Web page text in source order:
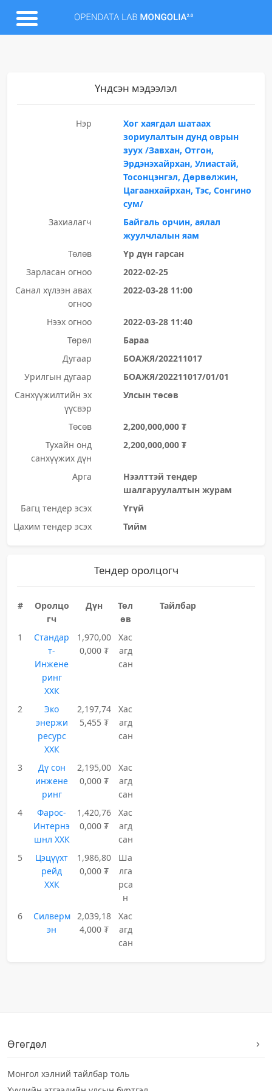
Үндсэн мэдээлэл
Нэр
Хог хаягдал шатаах
зориулалтын дунд оврын
зуух /Завхан, Отгон,
Эрдэнэхайрхан, Улиастай,
Тосонцэнгэл, Дөрвөлжин,
Цагаанхайрхан, Тэс, Сонгино
сум/
Захиалагч
Байгаль орчин, аялал
жуулчлалын яам
Төлөв
Үр дүн гарсан
Зарласан огноо
2022-02-25
Санал хүлээн авах
огноо
2022-03-28 11:00
Нээх огноо
2022-03-28 11:40
Төрөл
Бараа
Дугаар
БОАЖЯ/202211017
Урилгын дугаар
БОАЖЯ/202211017/01/01
Санхүүжилтийн эх
үүсвэр
Улсын төсөв
Төсөв
2,200,000,000 ₮
Тухайн онд
санхүүжих дүн
2,200,000,000 ₮
Арга
Нээлттэй тендер
шалгаруулалтын журам
Багц тендер эсэх
Үгүй
Цахим тендер эсэх
Тийм
Тендер оролцогч
#
Оролцо
гч
Дүн
Төл
өв
Тайлбар
1
Стандар
т-
Инжене
ринг
ХХК
1,970,00
0,000 ₮
Хас
агд
сан
2
Эко
энержи
ресурс
ХХК
2,197,74
5,455 ₮
Хас
агд
сан
3
Дү сон
инжене
ринг
2,195,00
0,000 ₮
Хас
агд
сан
4
Фарос-
Интернэ
шнл ХХК
1,420,76
0,000 ₮
Хас
агд
сан
5
Цэцүүхт
рейд
ХХК
1,986,80
0,000 ₮
Ша
лга
рса
н
6
Силверм
эн
2,039,18
4,000 ₮
Хас
агд
сан
Өгөгдөл
Монгол хэлний тайлбар толь